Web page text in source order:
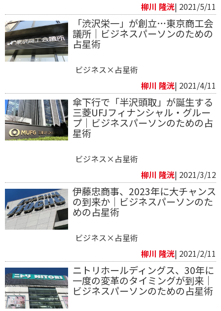
柳川 隆洸| 2021/5/11
「渋沢栄一」が創立…東京商工会
議所｜ビジネスパーソンのための
占星術
ビジネス×占星術
柳川 隆洸| 2021/4/11
傘下行で「半沢頭取」が誕生する
三菱UFJフィナンシャル・グルー
プ｜ビジネスパーソンのための占
星術
ビジネス×占星術
柳川 隆洸| 2021/3/12
伊藤忠商事、2023年に大チャンス
の到来か｜ビジネスパーソンのた
めの占星術
ビジネス×占星術
柳川 隆洸| 2021/2/11
ニトリホールディングス、30年に
一度の変革のタイミングが到来｜
ビジネスパーソンのための占星術